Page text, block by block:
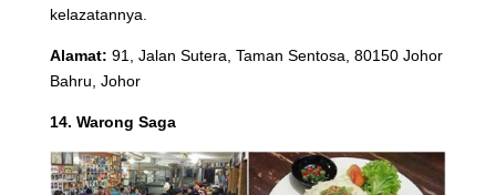
kelazatannya.
Alamat: 91, Jalan Sutera, Taman Sentosa, 80150 Johor
Bahru, Johor
14. Warong Saga